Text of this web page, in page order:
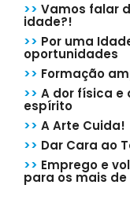
>> Vamos falar
idade?!
>> Por uma
oportunidades
>> Formação
>> A dor física e
espírito
>> A Arte Cuida!
>> Dar Cara ao
>> Emprego e
para os mais de